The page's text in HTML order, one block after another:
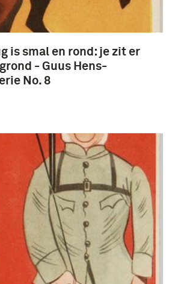
is smal en rond: je zit er
- Guus Hens-
No. 8